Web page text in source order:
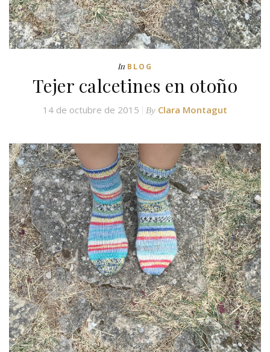
In BLOG
Tejer calcetines en otoño
14 de octubre de 2015 By Clara Montagut